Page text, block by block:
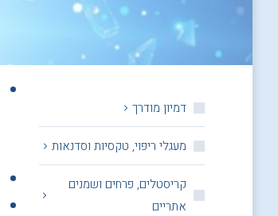
דמיון מודרך
מעגלי ריפוי, טקסיות וסדנאות
קריסטלים, פרחים ושמנים
אתריים